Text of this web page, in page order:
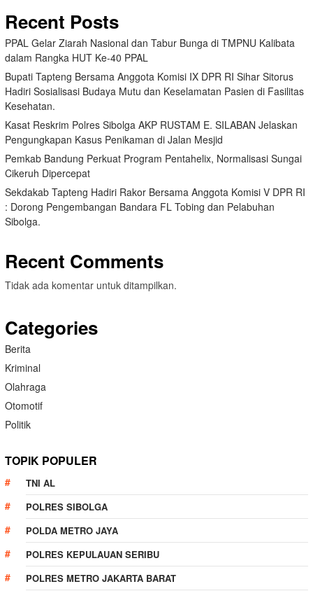
Recent Posts
PPAL Gelar Ziarah Nasional dan Tabur Bunga di TMPNU Kalibata
dalam Rangka HUT Ke-40 PPAL
Bupati Tapteng Bersama Anggota Komisi IX DPR RI Sihar Sitorus
Hadiri Sosialisasi Budaya Mutu dan Keselamatan Pasien di Fasilitas
Kesehatan.
Kasat Reskrim Polres Sibolga AKP RUSTAM E. SILABAN Jelaskan
Pengungkapan Kasus Penikaman di Jalan Mesjid
Pemkab Bandung Perkuat Program Pentahelix, Normalisasi Sungai
Cikeruh Dipercepat
Sekdakab Tapteng Hadiri Rakor Bersama Anggota Komisi V DPR RI
: Dorong Pengembangan Bandara FL Tobing dan Pelabuhan
Sibolga.
Recent Comments
Tidak ada komentar untuk ditampilkan.
Categories
Berita
Kriminal
Olahraga
Otomotif
Politik
TOPIK POPULER
TNI AL
POLRES SIBOLGA
POLDA METRO JAYA
POLRES KEPULAUAN SERIBU
POLRES METRO JAKARTA BARAT